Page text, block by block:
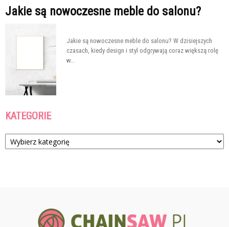
Jakie są nowoczesne meble do salonu?
Jakie są nowoczesne meble do salonu? W dzisiejszych
czasach, kiedy design i styl odgrywają coraz większą rolę
w...
KATEGORIE
Kategorie